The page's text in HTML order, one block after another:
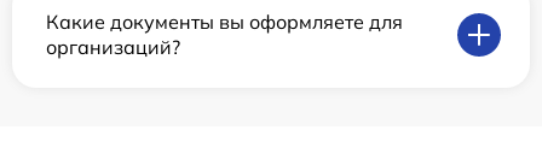
Какие документы вы оформляете для
организаций?